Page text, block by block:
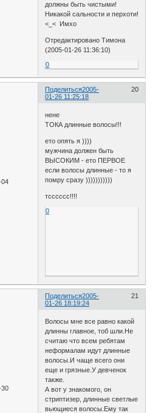
должны быть чистыми!
Никакой сальности и перхоти!
<_< Имхо
Отредактировано Тимона
(2005-01-26 11:36:10)
0
Поделиться 20
2005-
01-26 11:25:18
04
нене
ТОКА длинные волосы!!!
ето опять я ))))
мужчина должен быть
ВЫСОКИМ - ето ПЕРВОЕ
если волосы длинные - то я
помру сразу )))))))))))
тсссссс!!!!
0
Поделиться 21
2005-
01-26 18:19:24
30
Волосы мне все равно какой
длинны главное, тоб шли.Не
считаю что всем ребятам
неформалам идут длинные
волосы.И чаще всего они
еще и грязные.У девченок
также.
А вот у знакомого, он
стриптизер, длинные светлые
вьющиеся волосы.Ему так